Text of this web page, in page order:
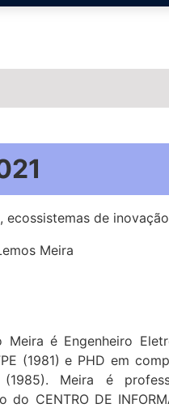
ecossistemas de
Meira
Meira é Engenheiro
(1981) e PHD em
Meira é
do CENTRO DE